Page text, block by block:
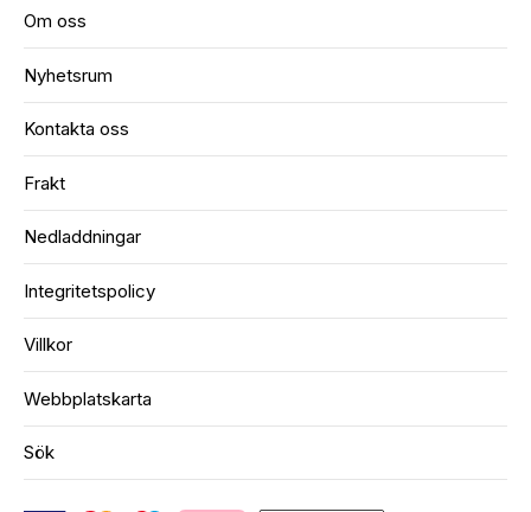
Om oss
Nyhetsrum
Kontakta oss
Frakt
Nedladdningar
Integritetspolicy
Villkor
Webbplatskarta
Sök